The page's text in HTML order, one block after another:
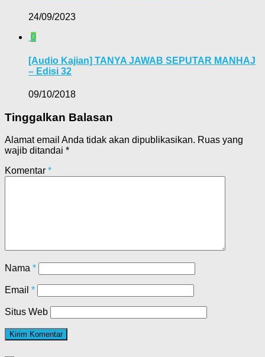
24/09/2023
0
[Audio Kajian] TANYA JAWAB SEPUTAR MANHAJ
– Edisi 32
09/10/2018
Tinggalkan Balasan
Alamat email Anda tidak akan dipublikasikan. Ruas yang
wajib ditandai *
Komentar *
Nama *
Email *
Situs Web